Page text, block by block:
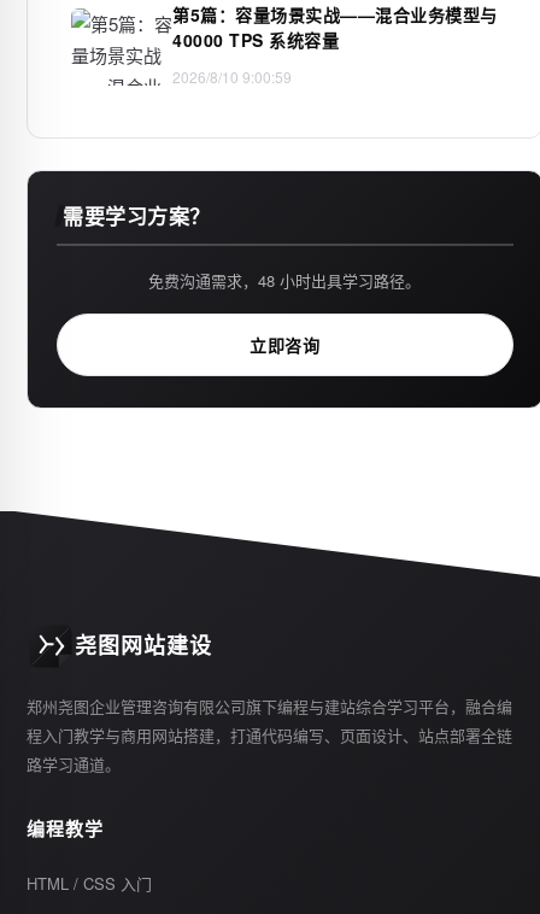
第5篇：容量场景实战——混合业务模型与
40000 TPS 系统容量
2026/8/10 9:00:59
需要学习方案？
免费沟通需求，48 小时出具学习路径。
立即咨询
尧图网站建设
郑州尧图企业管理咨询有限公司旗下编程与建站综合学习平台，融合编
程入门教学与商用网站搭建，打通代码编写、页面设计、站点部署全链
路学习通道。
编程教学
HTML / CSS 入门